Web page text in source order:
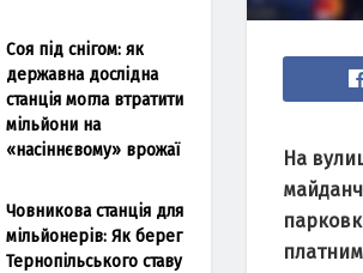
На
Соя під снігом: як
державна дослідна
станція могла втратити
мільйони на
«насіннєвому» врожаї
Човникова станція для
мільйонерів: Як берег
Тернопільського ставу